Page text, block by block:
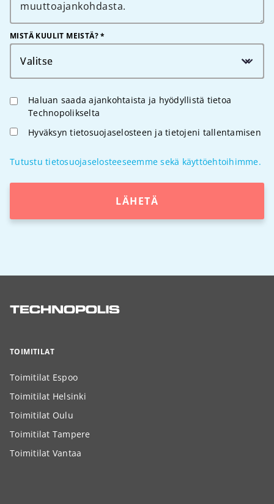
MISTÄ KUULIT MEISTÄ? *
Valitse
Haluan saada ajankohtaista ja hyödyllistä tietoa
Technopolikselta
Hyväksyn tietosuojaselosteen ja tietojeni tallentamisen
Tutustu tietosuojaselosteeseemme sekä käyttöehtoihimme.
LÄHETÄ
TOIMITILAT
Toimitilat Espoo
Toimitilat Helsinki
Toimitilat Oulu
Toimitilat Tampere
Toimitilat Vantaa